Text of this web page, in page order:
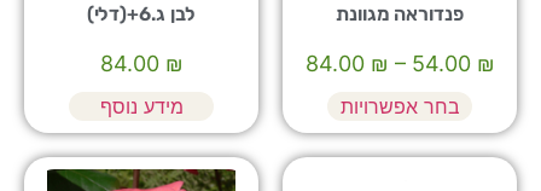
פנדוראה מגוונת
₪
54.00
–
₪
84.00
בחר אפשרויות
לבן ג.6+(דלי)
₪
84.00
מידע נוסף